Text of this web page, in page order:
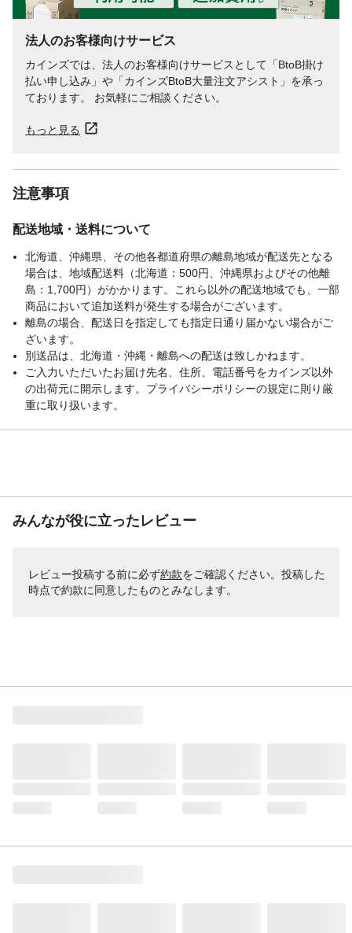
法人のお客様向けサービス
カインズでは、法人のお客様向けサービスとして「BtoB掛け
払い申し込み」や「カインズBtoB大量注文アシスト」を承っ
ております。 お気軽にご相談ください。
もっと見る
注意事項
配送地域・送料について
北海道、沖縄県、その他各都道府県の離島地域が配送先となる
場合は、地域配送料（北海道：500円、沖縄県およびその他離
島：1,700円）がかかります。これら以外の配送地域でも、一部
商品において追加送料が発生する場合がございます。
離島の場合、配送日を指定しても指定日通り届かない場合がご
ざいます。
別送品は、北海道・沖縄・離島への配送は致しかねます。
ご入力いただいたお届け先名、住所、電話番号をカインズ以外
の出荷元に開示します。プライバシーポリシーの規定に則り厳
重に取り扱います。
みんなが役に立ったレビュー
レビュー投稿する前に必ず約款をご確認ください。投稿した
時点で約款に同意したものとみなします。